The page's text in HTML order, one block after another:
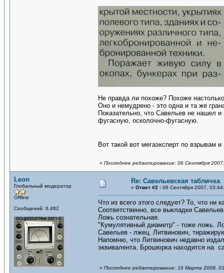
Не правда ли похоже? Похоже
Оно и немудрено - это одна и та же
Показательно, что Савельев не нашел
фугасную, осколочно-фугасную.
Вот такой вот мегаэксперт по взрывам
« Последнее редактирование: 06 Сентября
Leon
Глобальный модератор
Offline
Сообщений: 6,482
Re: Савельевская табличка
« Ответ #2 : 06 Сентября 2007,
Что из всего этого следует? То, что ни
Соответственно, все выкладки
Ложь сознательная.
"Кумулятивный диаметр" - тоже ложь.
Савельев - лжец. Литвинович,
Напомню, что Литвинович недавно
эквивалента. Брошюрка находится на
« Последнее редактирование: 16 Марта 2008,